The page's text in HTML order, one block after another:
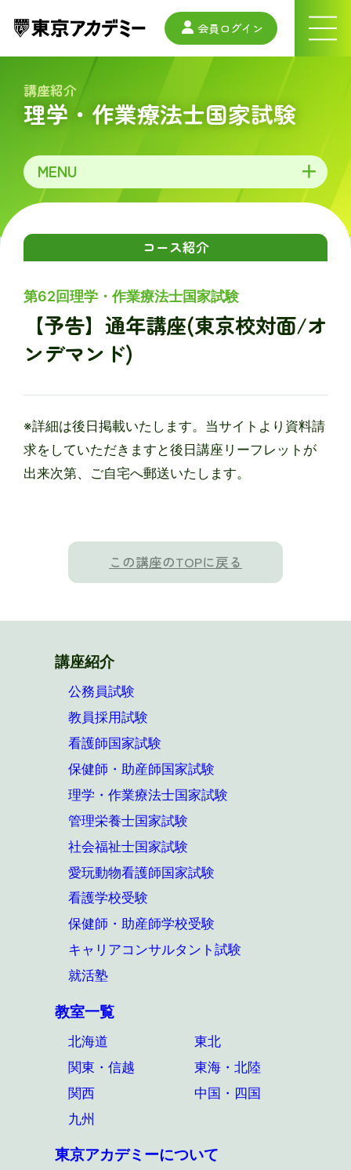
会員ログイン
ュ
ー
講座紹介
理学・作業療法士国家試験
MENU
コース紹介
第62回理学・作業療法士国家試験
【予告】通年講座(東京校対面/オ
ンデマンド)
※詳細は後日掲載いたします。当サイトより資料請
求をしていただきますと後日講座リーフレットが
出来次第、ご自宅へ郵送いたします。
この講座のTOPに戻る
講座紹介
公務員試験
教員採用試験
看護師国家試験
保健師・助産師国家試験
理学・作業療法士国家試験
管理栄養士国家試験
社会福祉士国家試験
愛玩動物看護師国家試験
看護学校受験
保健師・助産師学校受験
キャリアコンサルタント試験
就活塾
教室一覧
北海道
東北
関東・信越
東海・北陸
関西
中国・四国
九州
東京アカデミーについて